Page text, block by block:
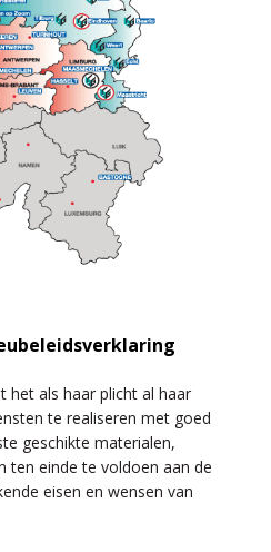
het als haar plicht al haar
te realiseren met goed
geschikte materialen,
ten einde te voldoen aan de
eisen en wensen van